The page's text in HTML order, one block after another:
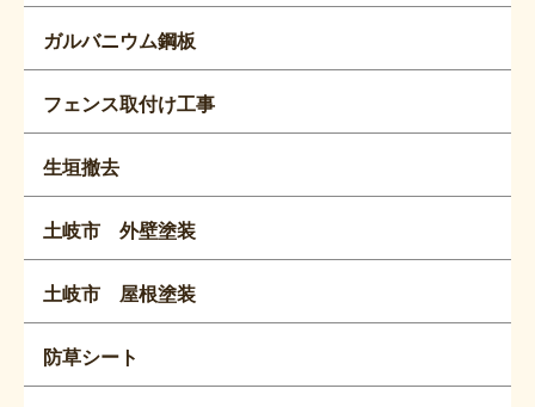
ガルバニウム鋼板
フェンス取付け工事
生垣撤去
土岐市 外壁塗装
土岐市 屋根塗装
防草シート